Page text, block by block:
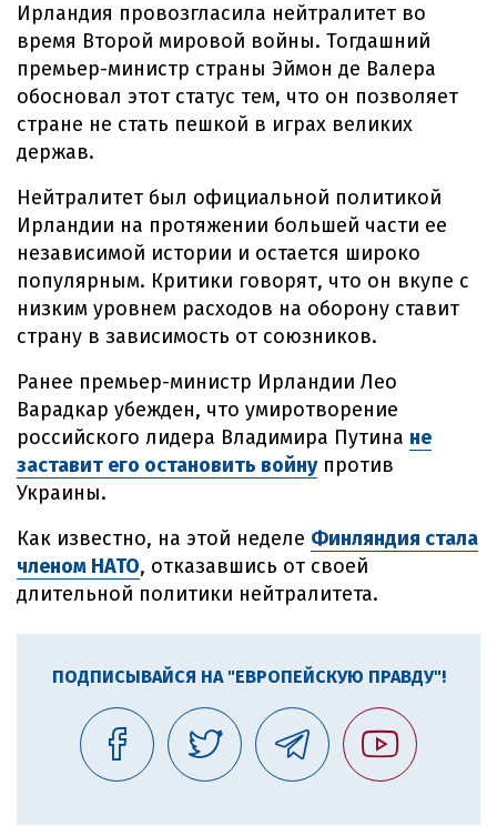
Ирландия провозгласила нейтралитет во
время Второй мировой войны. Тогдашний
премьер-министр страны Эймон де Валера
обосновал этот статус тем, что он позволяет
стране не стать пешкой в играх великих
держав.
Нейтралитет был официальной политикой
Ирландии на протяжении большей части ее
независимой истории и остается широко
популярным. Критики говорят, что он вкупе с
низким уровнем расходов на оборону ставит
страну в зависимость от союзников.
Ранее премьер-министр Ирландии Лео
Варадкар убежден, что умиротворение
российского лидера Владимира Путина не
заставит его остановить войнупротив
Украины.
Как известно, на этой неделе Финляндия стала
членом НАТО, отказавшись от своей
длительной политики нейтралитета.
ПОДПИСЫВАЙСЯ НА "ЕВРОПЕЙСКУЮ ПРАВДУ"!